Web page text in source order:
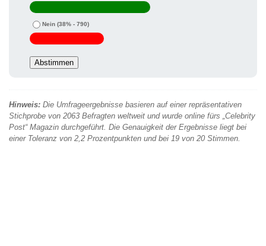
Nein (38% - 790)
Hinweis: Die Umfrageergebnisse basieren auf einer repräsentativen
Stichprobe von 2063 Befragten weltweit und wurde online fürs „Celebrity
Post“ Magazin durchgeführt. Die Genauigkeit der Ergebnisse liegt bei
einer Toleranz von 2,2 Prozentpunkten und bei 19 von 20 Stimmen.